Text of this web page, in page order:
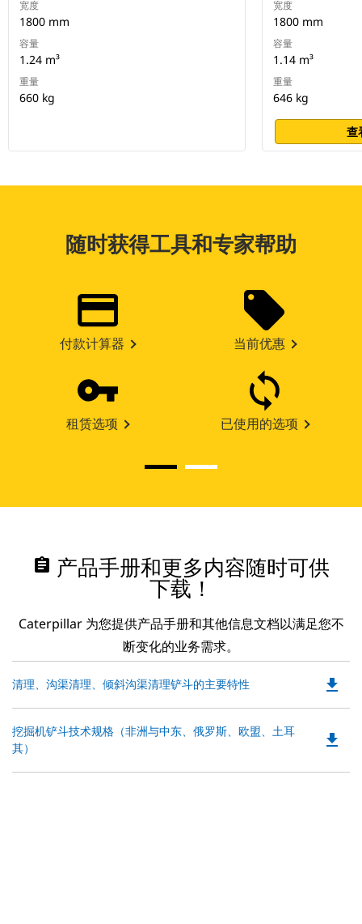
宽度
1800 mm
容量
1.24 m³
重量
660 kg
宽度
1800 mm
容量
1.14 m³
重量
646 kg
查
随时获得工具和专家帮助
付款计算器 当前优惠
租赁选项 已使用的选项
assignment 产品手册和更多内容随时可供
下载！
Caterpillar 为您提供产品手册和其他信息文档以满足您不
断变化的业务需求。
清理、沟渠清理、倾斜沟渠清理铲斗的主要特性 file_download
挖掘机铲斗技术规格（非洲与中东、俄罗斯、欧盟、土耳
其）
file_download